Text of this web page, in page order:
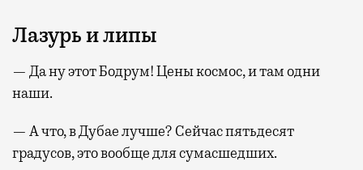
Лазурь и липы
— Да ну этот Бодрум! Цены космос, и там одни
наши.
— А что, в Дубае лучше? Сейчас пятьдесят
градусов, это вообще для сумасшедших.